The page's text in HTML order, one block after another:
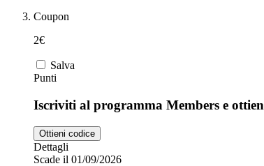
Coupon
2€
Salva
Punti
Iscriviti al programma Members e
Ottieni codice
Dettagli
Scade il 01/09/2026